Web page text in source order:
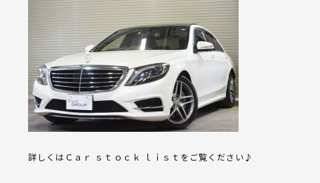
詳しくはＣａｒ ｓｔｏｃｋ ｌｉｓｔをご覧ください♪